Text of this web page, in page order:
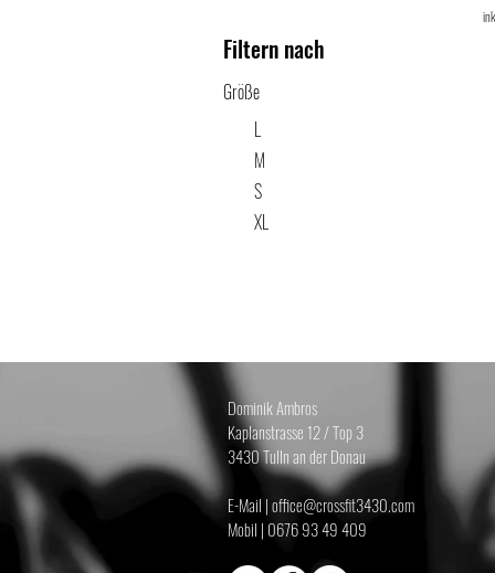
Filtern nach
Größe
L
M
S
XL
Dominik Ambros
Kaplanstrasse 12 / Top 3
3430 Tulln an der Donau
E-Mail | office@crossfit3430.com
Mobil | 0676 93 49 409